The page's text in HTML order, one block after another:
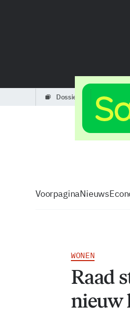
dossiers
VoorpaginaNieuws
WONEN
Raad
nieuw